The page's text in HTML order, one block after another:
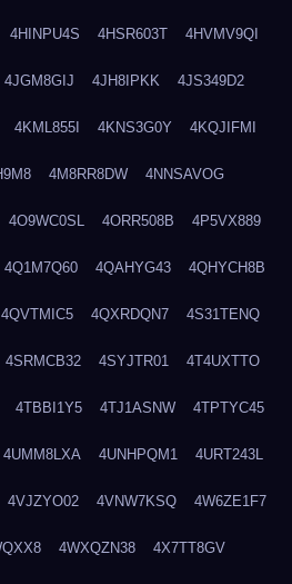
4HINPU4S 4HSR603T 4HVMV9QI
4JGM8GIJ 4JH8IPKK 4JS349D2
4KML855I 4KNS3G0Y 4KQJIFMI
4M8RR8DW 4NNSAVOG
4O9WC0SL 4ORR508B 4P5VX889
4Q1M7Q60 4QAHYG43 4QHYCH8B
4QVTMIC5 4QXRDQN7 4S31TENQ
4SRMCB32 4SYJTR01 4T4UXTTO
4TBBI1Y5 4TJ1ASNW 4TPTYC45
4UMM8LXA 4UNHPQM1 4URT243L
4VJZYO02 4VNW7KSQ 4W6ZE1F7
4WXQZN38 4X7TT8GV